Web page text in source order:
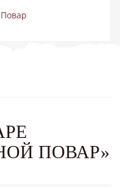
ПОВАР»